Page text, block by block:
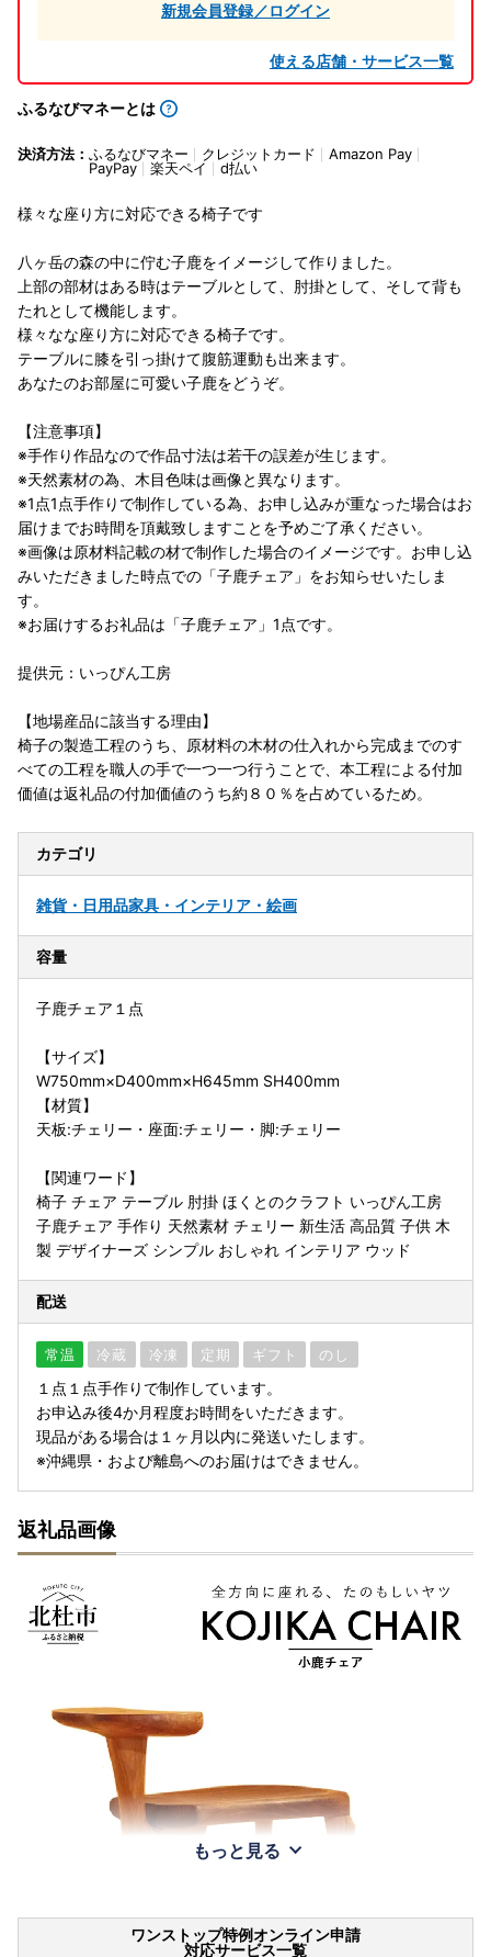
新規会員登録／ログイン
使える店舗・サービス一覧
ふるなびマネーとは
決済方法： ふるなびマネー クレジットカード
Amazon Pay
PayPay
楽天ペイ d払い
様々な座り方に対応できる椅子です
八ヶ岳の森の中に佇む子鹿をイメージして作りました。
上部の部材はある時はテーブルとして、肘掛として、そして背も
たれとして機能します。
様々なな座り方に対応できる椅子です。
テーブルに膝を引っ掛けて腹筋運動も出来ます。
あなたのお部屋に可愛い子鹿をどうぞ。
【注意事項】
※手作り作品なので作品寸法は若干の誤差が生じます。
※天然素材の為、木目色味は画像と異なります。
※1点1点手作りで制作している為、お申し込みが重なった場合はお
届けまでお時間を頂戴致しますことを予めご了承ください。
※画像は原材料記載の材で制作した場合のイメージです。お申し込
みいただきました時点での「子鹿チェア」をお知らせいたしま
す。
※お届けするお礼品は「子鹿チェア」1点です。
提供元：いっぴん工房
【地場産品に該当する理由】
椅子の製造工程のうち、原材料の木材の仕入れから完成までのす
べての工程を職人の手で一つ一つ行うことで、本工程による付加
価値は返礼品の付加価値のうち約８０％を占めているため。
カテゴリ
雑貨・日用品家具・インテリア・絵画
容量
子鹿チェア１点
【サイズ】
W750mm×D400mm×H645mm SH400mm
【材質】
天板:チェリー・座面:チェリー・脚:チェリー
【関連ワード】
椅子 チェア テーブル 肘掛 ほくとのクラフト いっぴん工房
子鹿チェア 手作り 天然素材 チェリー 新生活 高品質 子供 木
製 デザイナーズ シンプル おしゃれ インテリア ウッド
配送
常温 冷蔵 冷凍 定期 ギフト のし
１点１点手作りで制作しています。
お申込み後4か月程度お時間をいただきます。
現品がある場合は１ヶ月以内に発送いたします。
※沖縄県・および離島へのお届けはできません。
返礼品画像
もっと見る
ワンストップ特例オンライン申請
対応サービス一覧